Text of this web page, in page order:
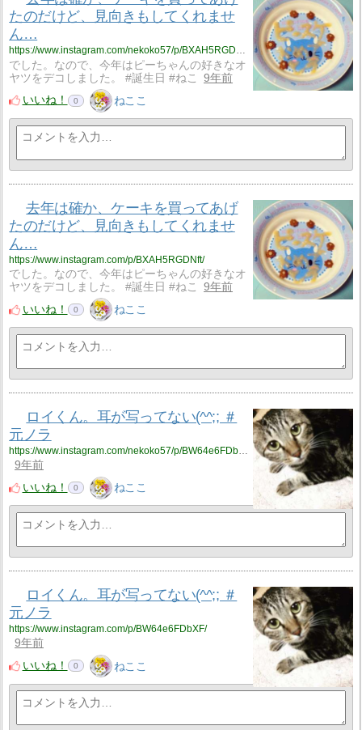
たのだけど、見向きもしてくれませ
ん…
https://www.instagram.com/nekoko57/p/BXAH5RGDNft/
でした。なので、今年はピーちゃんの好きなオ
ヤツをデコしました。 #誕生日 #ねこ
9年前
いいね！
0 ねここ
去年は確か、ケーキを買ってあげ
たのだけど、見向きもしてくれませ
ん…
https://www.instagram.com/p/BXAH5RGDNft/
でした。なので、今年はピーちゃんの好きなオ
ヤツをデコしました。 #誕生日 #ねこ
9年前
いいね！
0 ねここ
ロイくん。耳が写ってない(^^;; ＃
元ノラ
9年前
いいね！
0 ねここ
ロイくん。耳が写ってない(^^;; ＃
元ノラ
https://www.instagram.com/p/BW64e6FDbXF/
9年前
いいね！
0 ねここ